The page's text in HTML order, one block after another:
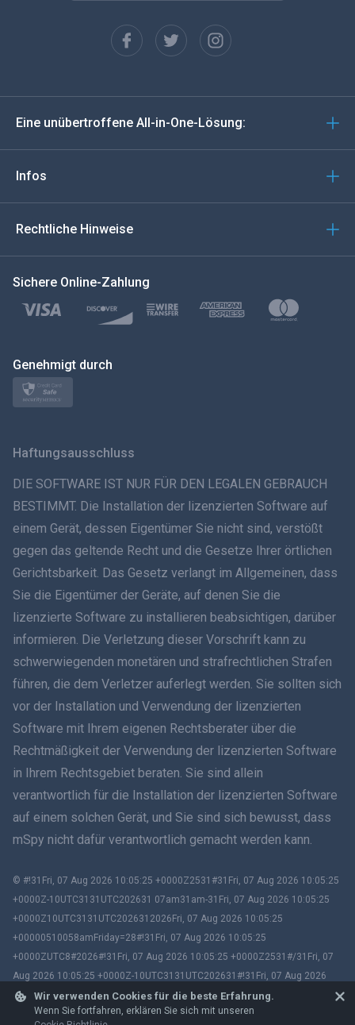
Wir verwenden Cookies für die beste Erfahrung.
Wenn Sie fortfahren, erklären Sie sich mit unseren
Español
Deutsch
Türkçe
Polski
日本
ภาษาไทย
Dansk
हिंदी
עברית
Română
Ελληνικά
Tiếng Việt
繁體中文
Bahasa Melayu
Čeština
Magyar
Български
Eine unübertroffene All-in-One-Lösung:
Infos
Rechtliche Hinweise
Sichere Online-Zahlung
Genehmigt durch
Haftungsausschluss
DIE SOFTWARE IST NUR FÜR DEN LEGALEN GEBRAUCH
BESTIMMT. Die Installation der lizenzierten Software auf
einem Gerät, dessen Eigentümer Sie nicht sind, verstößt
gegen das geltende Recht und die Gesetze Ihrer örtlichen
Gerichtsbarkeit. Das Gesetz verlangt im Allgemeinen, dass
Sie die Eigentümer der Geräte, auf denen Sie die
lizenzierte Software zu installieren beabsichtigen, darüber
informieren. Die Verletzung dieser Vorschrift kann zu
schwerwiegenden monetären und strafrechtlichen Strafen
führen, die dem Verletzer auferlegt werden. Sie sollten sich
vor der Installation und Verwendung der lizenzierten
Software mit Ihrem eigenen Rechtsberater über die
Rechtmäßigkeit der Verwendung der lizenzierten Software
in Ihrem Rechtsgebiet beraten. Sie sind allein
verantwortlich für die Installation der lizenzierten Software
auf einem solchen Gerät, und Sie sind sich bewusst, dass
mSpy nicht dafür verantwortlich gemacht werden kann.
© #!31Fri, 07 Aug 2026 10:05:25 +0000Z2531#31Fri, 07 Aug 2026 10:05:25
+0000Z-10UTC3131UTC202631 07am31am-31Fri, 07 Aug 2026 10:05:25
+0000Z10UTC3131UTC2026312026Fri, 07 Aug 2026 10:05:25
+00000510058amFriday=28#!31Fri, 07 Aug 2026 10:05:25
+0000ZUTC8#2026#!31Fri, 07 Aug 2026 10:05:25 +0000Z2531#/31Fri, 07
Aug 2026 10:05:25 +0000Z-10UTC3131UTC202631#!31Fri, 07 Aug 2026
10:05:25 +0000ZUTC8# mSpy. All trademarks are the property of their
respective owners.